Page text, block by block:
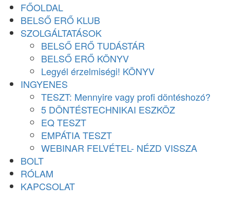
FŐOLDAL
BELSŐ ERŐ KLUB
SZOLGÁLTATÁSOK
BELSŐ ERŐ TUDÁSTÁR
BELSŐ ERŐ KÖNYV
Legyél érzelmiségi! KÖNYV
INGYENES
TESZT: Mennyire vagy profi döntéshozó?
5 DÖNTÉSTECHNIKAI ESZKÖZ
EQ TESZT
EMPÁTIA TESZT
WEBINAR FELVÉTEL- NÉZD VISSZA
BOLT
RÓLAM
KAPCSOLAT